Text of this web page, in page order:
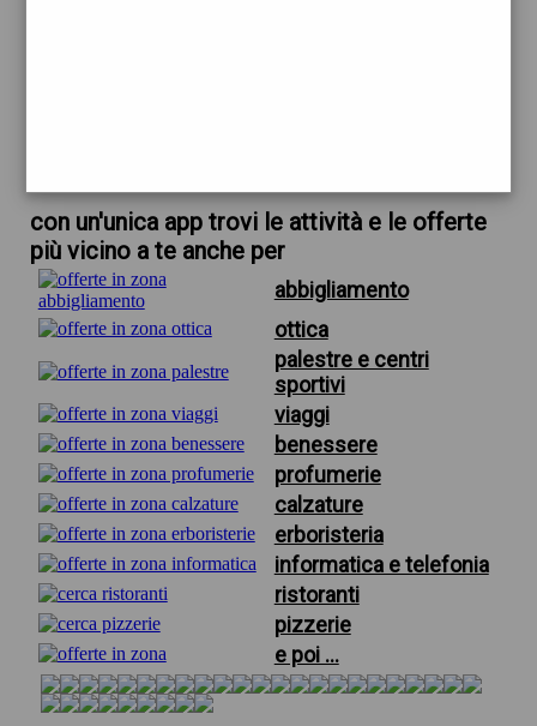
con un'unica app trovi le attività e le offerte
più vicino a te anche per
abbigliamento
ottica
palestre e centri
sportivi
viaggi
benessere
profumerie
calzature
erboristeria
informatica e telefonia
ristoranti
pizzerie
e poi ...